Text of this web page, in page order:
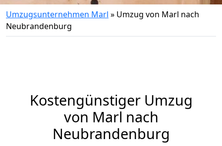
Umzugsunternehmen Marl » Umzug von Marl nach
Neubrandenburg
Kostengünstiger Umzug
von Marl nach
Neubrandenburg